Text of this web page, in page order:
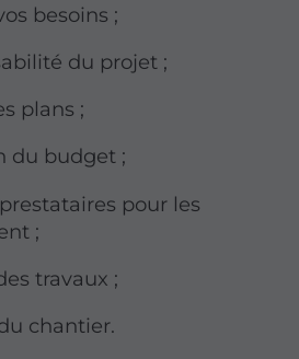
besoins ;
du projet ;
plans ;
du budget ;
pour les
;
travaux ;
chantier.